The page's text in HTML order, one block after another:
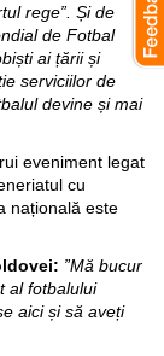
rege”. Și de
de Fotbal
ai țării și
serviciilor de
devine și mai
eveniment legat
cu
națională este
”Mă bucur
al fotbalului
aici și să aveți